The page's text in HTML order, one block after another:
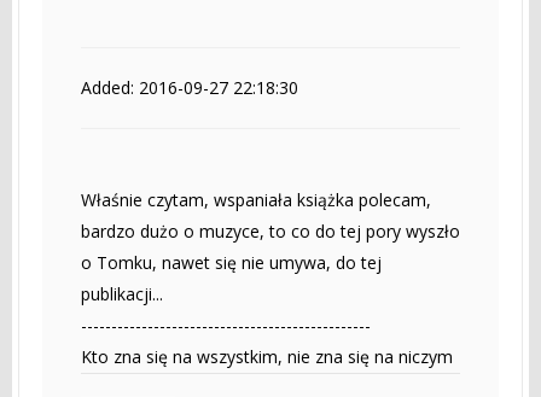
Added: 2016-09-27 22:18:30
Właśnie czytam, wspaniała książka polecam,
bardzo dużo o muzyce, to co do tej pory wyszło
o Tomku, nawet się nie umywa, do tej
publikacji...
------------------------------------------------
Kto zna się na wszystkim, nie zna się na niczym